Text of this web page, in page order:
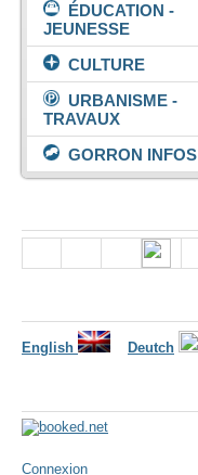
ÉDUCATION -
JEUNESSE
CULTURE
URBANISME -
TRAVAUX
GORRON INFOS
English Deutch
Connexion